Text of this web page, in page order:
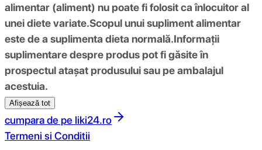
alimentar (aliment) nu poate fi folosit ca înlocuitor al
unei diete variate.Scopul unui supliment alimentar
este de a suplimenta dieta normală.Informații
suplimentare despre produs pot fi găsite în
prospectul atașat produsului sau pe ambalajul
acestuia.
Afișează tot
cumpara de pe liki24.ro
Termeni si Conditii